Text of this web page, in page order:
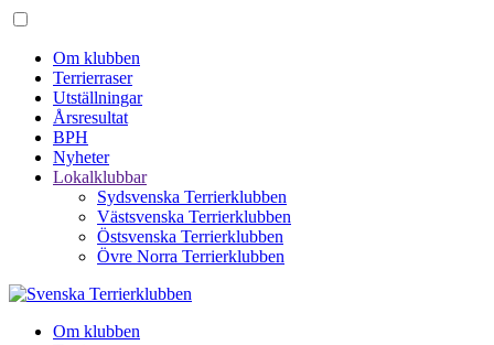
Om klubben
Terrierraser
Utställningar
Årsresultat
BPH
Nyheter
Lokalklubbar
Sydsvenska Terrierklubben
Västsvenska Terrierklubben
Östsvenska Terrierklubben
Övre Norra Terrierklubben
Om klubben